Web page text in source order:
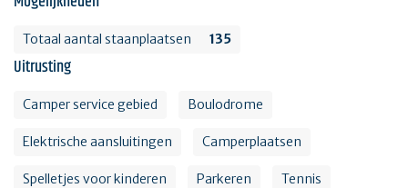
Totaal aantal staanplaatsen 135
Uitrusting
Camper service gebied Boulodrome
Elektrische aansluitingen Camperplaatsen
Spelletjes voor kinderen Parkeren Tennis